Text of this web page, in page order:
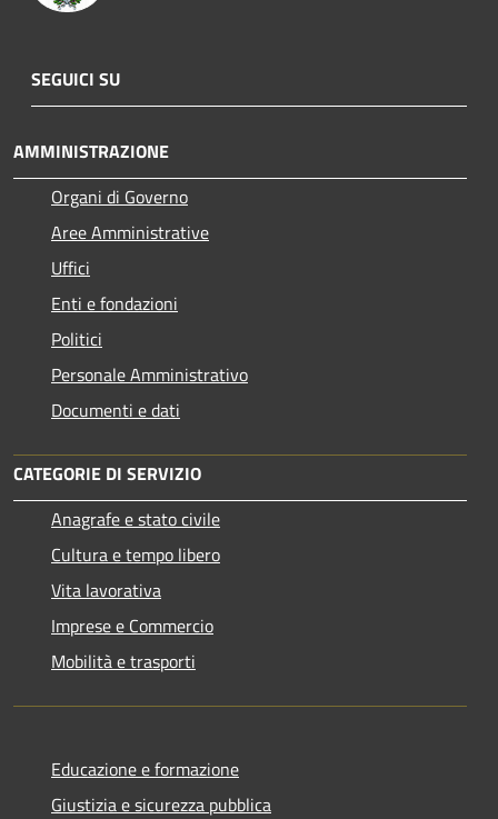
SEGUICI SU
AMMINISTRAZIONE
Organi di Governo
Aree Amministrative
Uffici
Enti e fondazioni
Politici
Personale Amministrativo
Documenti e dati
CATEGORIE DI SERVIZIO
Anagrafe e stato civile
Cultura e tempo libero
Vita lavorativa
Imprese e Commercio
Mobilità e trasporti
Educazione e formazione
Giustizia e sicurezza pubblica